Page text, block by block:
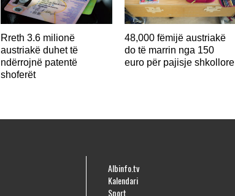
Rreth 3.6 milionë
austriakë duhet të
ndërrojnë patentë
shoferët
48,000 fëmijë austriakë
do të marrin nga 150
euro për pajisje shkollore
Albinfo.tv
Kalendari
Sport